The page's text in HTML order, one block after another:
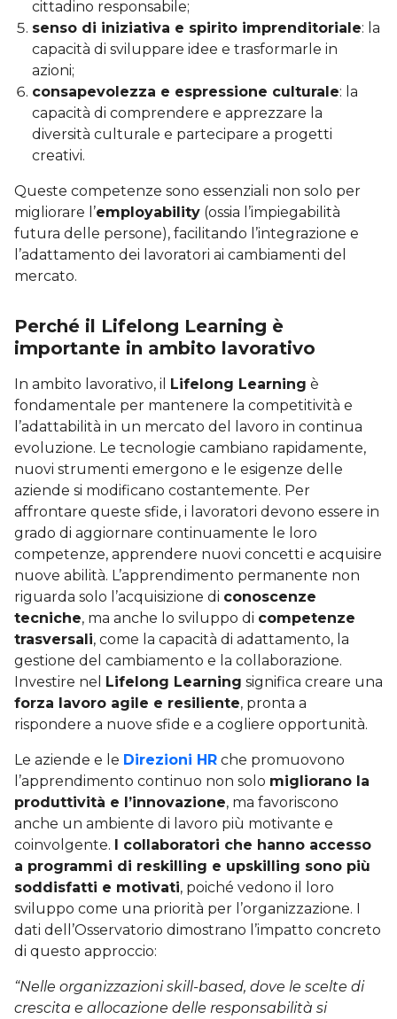
cittadino responsabile;
senso di iniziativa e spirito imprenditoriale: la
capacità di sviluppare idee e trasformarle in
azioni;
consapevolezza e espressione culturale: la
capacità di comprendere e apprezzare la
diversità culturale e partecipare a progetti
creativi.
Queste competenze sono essenziali non solo per
migliorare l’employability (ossia l’impiegabilità
futura delle persone), facilitando l’integrazione e
l’adattamento dei lavoratori ai cambiamenti del
mercato.
Perché il Lifelong Learning è
importante in ambito lavorativo
In ambito lavorativo, il Lifelong Learning è
fondamentale per mantenere la competitività e
l’adattabilità in un mercato del lavoro in continua
evoluzione. Le tecnologie cambiano rapidamente,
nuovi strumenti emergono e le esigenze delle
aziende si modificano costantemente. Per
affrontare queste sfide, i lavoratori devono essere in
grado di aggiornare continuamente le loro
competenze, apprendere nuovi concetti e acquisire
nuove abilità. L’apprendimento permanente non
riguarda solo l’acquisizione di conoscenze
tecniche, ma anche lo sviluppo di competenze
trasversali, come la capacità di adattamento, la
gestione del cambiamento e la collaborazione.
Investire nel Lifelong Learning significa creare una
forza lavoro agile e resiliente, pronta a
rispondere a nuove sfide e a cogliere opportunità.
Le aziende e le Direzioni HR che promuovono
l’apprendimento continuo non solo migliorano la
produttività e l’innovazione, ma favoriscono
anche un ambiente di lavoro più motivante e
coinvolgente. I collaboratori che hanno accesso
a programmi di reskilling e upskilling sono più
soddisfatti e motivati, poiché vedono il loro
sviluppo come una priorità per l’organizzazione. I
dati dell’Osservatorio dimostrano l’impatto concreto
di questo approccio:
“Nelle organizzazioni skill-based, dove le scelte di
crescita e allocazione delle responsabilità si